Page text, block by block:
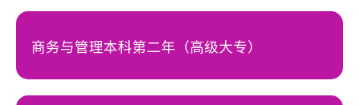
商务与管理本科第二年（高级大专）